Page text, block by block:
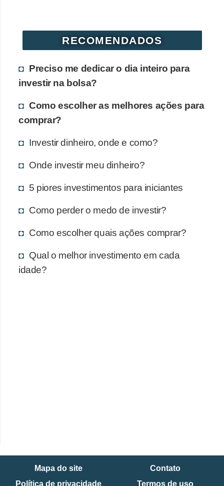
RECOMENDADOS
Preciso me dedicar o dia inteiro para
investir na bolsa?
Como escolher as melhores ações para
comprar?
Investir dinheiro, onde e como?
Onde investir meu dinheiro?
5 piores investimentos para iniciantes
Como perder o medo de investir?
Como escolher quais ações comprar?
Qual o melhor investimento em cada
idade?
Mapa do site
Contato
Política de privacidade
Termos de uso